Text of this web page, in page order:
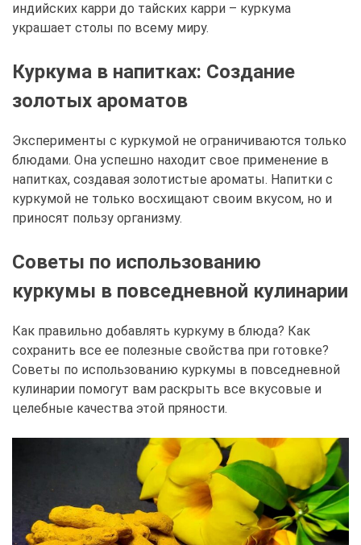
индийских карри до тайских карри – куркума
украшает столы по всему миру.
Куркума в напитках: Создание
золотых ароматов
Эксперименты с куркумой не ограничиваются только
блюдами. Она успешно находит свое применение в
напитках, создавая золотистые ароматы. Напитки с
куркумой не только восхищают своим вкусом, но и
приносят пользу организму.
Советы по использованию
куркумы в повседневной кулинарии
Как правильно добавлять куркуму в блюда? Как
сохранить все ее полезные свойства при готовке?
Советы по использованию куркумы в повседневной
кулинарии помогут вам раскрыть все вкусовые и
целебные качества этой пряности.